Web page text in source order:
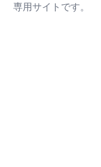
専用サイトです。